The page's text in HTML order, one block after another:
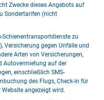
Zwecke dieses Angebots auf
Sondertarifen (nicht
Schienentransportdienste zu
Versicherung gegen Unfälle und
Arten von Versicherungen,
Autovermietung auf der
einschließlich SMS-
des Flugs, Check-in für
angezeigt wird.